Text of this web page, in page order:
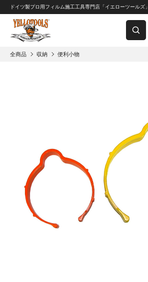
重要なおしらせ
2024年8月1日 価格改定につきまして
ドイツ製プロ用フィルム施工工具専門店「イエローツールズ」
全商品 収納 便利小物